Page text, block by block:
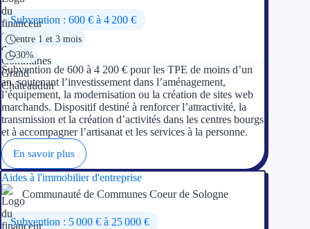
Subvention : 600 € à 4 200 €
entre 1 et 3 mois
30%
Subvention de 600 à 4 200 € pour les TPE de moins d’un
an, soutenant l’investissement dans l’aménagement,
l’équipement, la modernisation ou la création de sites web
marchands. Dispositif destiné à renforcer l’attractivité, la
transmission et la création d’activités dans les centres bourgs
et à accompagner l’artisanat et les services à la personne.
En savoir plus
Aides à l'immobilier d'entreprise
Communauté de Communes Coeur de Sologne
Subvention : 5 000 € à 25 000 €